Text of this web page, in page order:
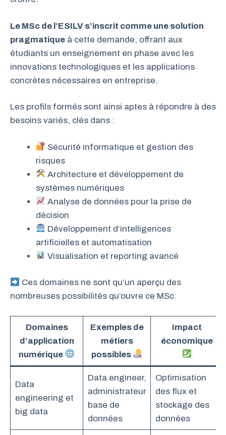
Le MSc de l’ESILV s’inscrit comme une solution
pragmatique à cette demande, offrant aux
étudiants un enseignement en phase avec les
innovations technologiques et les applications
concrètes nécessaires en entreprise.
Les profils formés sont ainsi aptes à répondre à des
besoins variés, clés dans :
Sécurité informatique et gestion des
risques
Architecture et développement de
systèmes numériques
Analyse de données pour la prise de
décision
Développement d’intelligences
artificielles et automatisation
Visualisation et reporting avancé
Ces domaines ne sont qu’un aperçu des
nombreuses possibilités qu’ouvre ce MSc.
Domaines
d’application
numérique
Exemples de
métiers
possibles
Impact
économique
Data
engineering et
big data
Data engineer,
administrateur
base de
données
Optimisation
des flux et
stockage des
données